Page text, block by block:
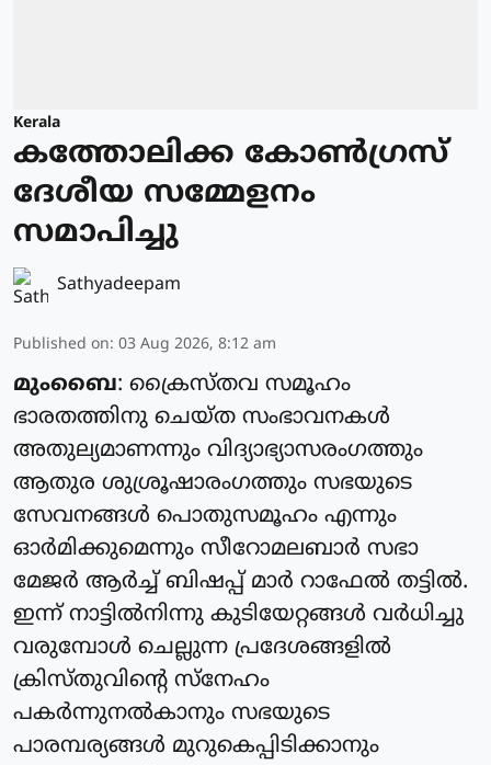
Kerala
കത്തോലിക്ക കോൺഗ്രസ്
ദേശീയ സമ്മേളനം
സമാപിച്ചു
Sathyadeepam
Published on: 03 Aug 2026, 8:12 am
മുംബൈ: ക്രൈസ്‌തവ സമൂഹം
ഭാരതത്തിനു ചെയ്‌ത സംഭാവനകൾ
അതുല്യമാണന്നും വിദ്യാഭ്യാസരംഗത്തും
ആതുര ശുശ്രൂഷാരംഗത്തും സഭയുടെ
സേവനങ്ങൾ പൊതുസമൂഹം എന്നും
ഓർമിക്കുമെന്നും സീറോമലബാർ സഭാ
മേജർ ആർച്ച് ബിഷപ്പ് മാർ റാഫേൽ തട്ടിൽ.
ഇന്ന് നാട്ടിൽനിന്നു കുടിയേറ്റങ്ങൾ വർധിച്ചു
വരുമ്പോൾ ചെല്ലുന്ന പ്രദേശങ്ങളിൽ
ക്രിസ്തു‌വിൻ്റെ സ്നേഹം
പകർന്നുനൽകാനും സഭയുടെ
പാരമ്പര്യങ്ങൾ മുറുകെപ്പിടിക്കാനും